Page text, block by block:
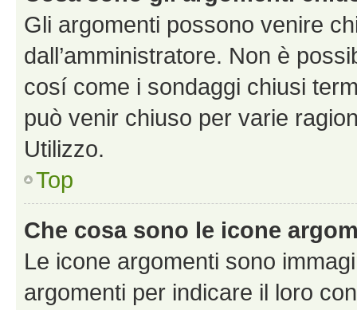
Gli argomenti possono venire
dall’amministratore. Non è
cosí come i sondaggi chiusi
può venir chiuso per varie
Utilizzo.
Top
Che cosa sono le icone
Le icone argomenti sono
argomenti per indicare il loro